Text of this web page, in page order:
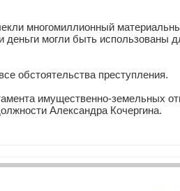
многомиллионный
деньги могли быть использованы
обстоятельства преступления.
имущественно-земельных
Александра Кочергина.